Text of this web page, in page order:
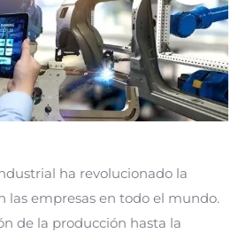
ha revolucionado la
las empresas en todo el mundo.
de la producción hasta la